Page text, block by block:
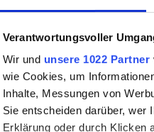
Verantwortungsvoller
Wir und unsere 1022 Partner
wie Cookies, um
Inhalte, Messungen von
Sie entscheiden darüber, wer
Erklärung oder durch Klicken